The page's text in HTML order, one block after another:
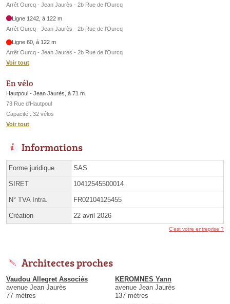
Arrêt Ourcq - Jean Jaurès - 2b Rue de l'Ourcq
Ligne 1242, à 122 m
Arrêt Ourcq - Jean Jaurès - 2b Rue de l'Ourcq
Ligne 60, à 122 m
Arrêt Ourcq - Jean Jaurès - 2b Rue de l’Ourcq
Voir tout
En vélo
Hautpoul - Jean Jaurès, à 71 m
73 Rue d'Hautpoul
Capacité : 32 vélos
Voir tout
Informations
Forme juridique SAS
SIRET 10412545500014
N° TVA Intra. FR02104125455
Création 22 avril 2026
C'est votre entreprise ?
Architectes proches
Vaudou Allegret Associés
avenue Jean Jaurès
77 mètres
KEROMNES Yann
avenue Jean Jaurès
137 mètres